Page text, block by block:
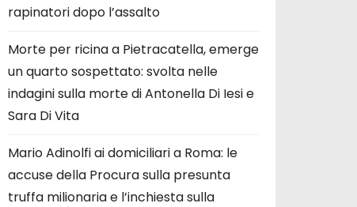
rapinatori dopo l’assalto
Morte per ricina a Pietracatella, emerge
un quarto sospettato: svolta nelle
indagini sulla morte di Antonella Di Iesi e
Sara Di Vita
Mario Adinolfi ai domiciliari a Roma: le
accuse della Procura sulla presunta
truffa milionaria e l’inchiesta sulla